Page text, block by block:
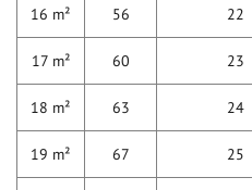
16 m² 56 22
17 m² 60 23
18 m² 63 24
19 m² 67 25